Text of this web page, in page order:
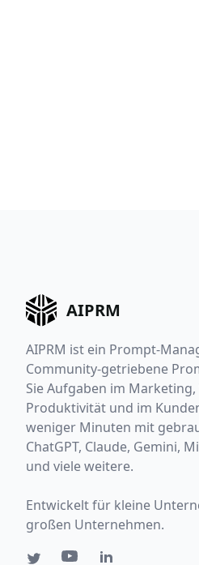
AIPRM
AIPRM ist ein Prompt-
Community-getriebene
Sie Aufgaben im
Produktivität und im
weniger Minuten mit
ChatGPT, Claude, Gemini,
und viele weitere.
Entwickelt für kleine
großen Unternehmen.